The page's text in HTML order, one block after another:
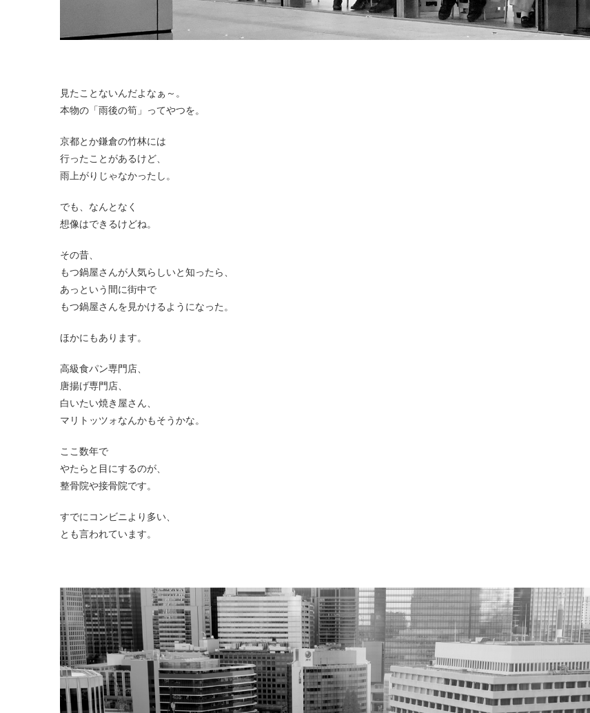
見たことないんだよなぁ～。
本物の「雨後の筍」ってやつを。
京都とか鎌倉の竹林には
行ったことがあるけど、
雨上がりじゃなかったし。
でも、なんとなく
想像はできるけどね。
その昔、
もつ鍋屋さんが人気らしいと知ったら、
あっという間に街中で
もつ鍋屋さんを見かけるようになった。
ほかにもあります。
高級食パン専門店、
唐揚げ専門店、
白いたい焼き屋さん、
マリトッツォなんかもそうかな。
ここ数年で
やたらと目にするのが、
整骨院や接骨院です。
すでにコンビニより多い、
とも言われています。